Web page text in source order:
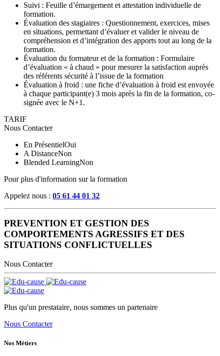
Suivi : Feuille d’émargement et attestation individuelle de
formation.
Évaluation des stagiaires : Questionnement, exercices, mises
en situations, permettant d’évaluer et valider le niveau de
compréhension et d’intégration des apports tout au long de la
formation.
Évaluation du formateur et de la formation : Formulaire
d’évaluation « à chaud » pour mesurer la satisfaction auprès
des référents sécurité à l’issue de la formation
Évaluation à froid : une fiche d’évaluation à froid est envoyée
à chaque participant(e) 3 mois après la fin de la formation, co-
signée avec le N+1.
TARIF
Nous Contacter
En PrésentielOui
A DistanceNon
Blended LearningNon
Pour plus d'information sur la formation
Appelez nous : 05 61 44 01 32
PREVENTION ET GESTION DES
COMPORTEMENTS AGRESSIFS ET DES
SITUATIONS CONFLICTUELLES
Nous Contacter
Plus qu'un prestataire, nous sommes un partenaire
Nous Contacter
Nos Métiers